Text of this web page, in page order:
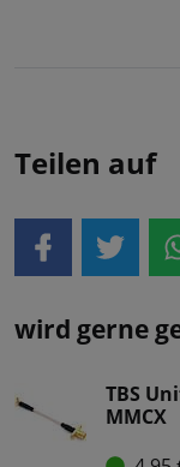
Teilen auf
wird gerne
TBS
MMCX